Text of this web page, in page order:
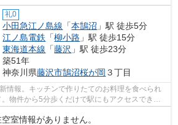
礼0
小田急江ノ島線 「本鵠沼 」駅 徒歩5分
江ノ島電鉄 「柳小路 」駅 徒歩15分
東海道本線 「藤沢 」駅 徒歩23分
築51年
神奈川県藤沢市鵠沼桜が岡 ３丁目
情報。キッチンで作りたてのお料理を食べられ
物件から5分歩くだけで駅にもアクセスでき
室情報がありません。